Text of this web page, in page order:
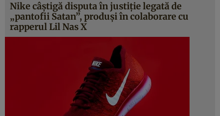
Nike câștigă disputa în justiție legată de
„pantofii Satan”, produși în colaborare cu
rapperul Lil Nas X